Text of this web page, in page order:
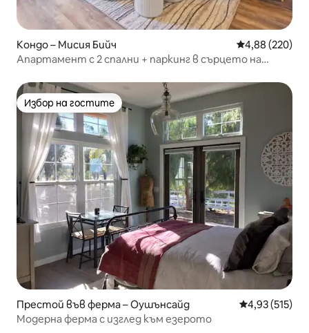
Кондо – Мисия Бийч Средна
4,88 (220)
Апартамент с 2 спални + паркинг в сърцето на
Избор на гостите
Избор на гостите
Престой във ферма – Оушънсайд Средна
4,93 (515)
Модерна ферма с изглед към езерото